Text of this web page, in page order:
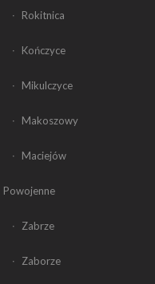
Rokitnica
Kończyce
Mikulczyce
Makoszowy
Maciejów
Powojenne
Zabrze
Zaborze